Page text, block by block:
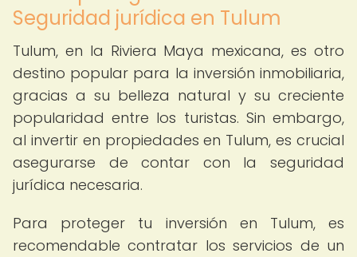
Seguridad jurídica en Tulum
Tulum, en la Riviera Maya mexicana, es otro
destino popular para la inversión inmobiliaria,
gracias a su belleza natural y su creciente
popularidad entre los turistas. Sin embargo,
al invertir en propiedades en Tulum, es crucial
asegurarse de contar con la seguridad
jurídica necesaria.
Para proteger tu inversión en Tulum, es
recomendable contratar los servicios de un